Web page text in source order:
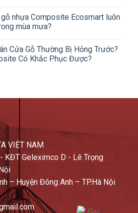
nhựa Composite Ecosmart luôn
mùa mưa?
Cửa Gỗ Thường Bị Hỏng Trước?
Có Khắc Phục Được?
VIỆT NAM
KĐT Geleximco D - Lê Trọng
– Huyện Đông Anh – TP.Hà Nội